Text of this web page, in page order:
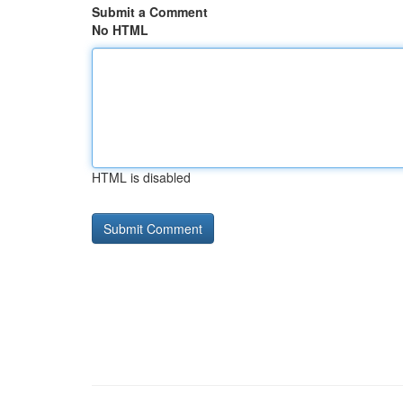
Submit a Comment
No HTML
HTML is disabled